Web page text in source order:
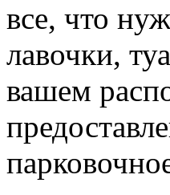
все, что
лавочки,
вашем